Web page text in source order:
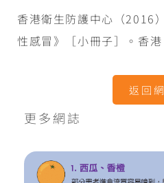
香港衛生防護中心（2016
性感冒》［小冊子］。香港
返回
更多網誌